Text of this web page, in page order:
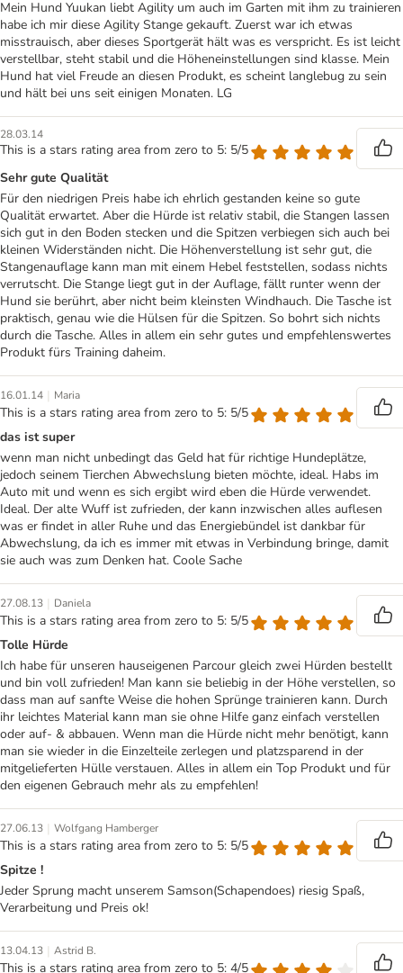
Mein Hund Yuukan liebt Agility um auch im Garten mit ihm zu trainieren
habe ich mir diese Agility Stange gekauft. Zuerst war ich etwas
misstrauisch, aber dieses Sportgerät hält was es verspricht. Es ist leicht
verstellbar, steht stabil und die Höheneinstellungen sind klasse. Mein
Hund hat viel Freude an diesen Produkt, es scheint langlebug zu sein
und hält bei uns seit einigen Monaten. LG
28.03.14
This is a stars rating area from zero to 5: 5/5
Sehr gute Qualität
Für den niedrigen Preis habe ich ehrlich gestanden keine so gute
Qualität erwartet. Aber die Hürde ist relativ stabil, die Stangen lassen
sich gut in den Boden stecken und die Spitzen verbiegen sich auch bei
kleinen Widerständen nicht. Die Höhenverstellung ist sehr gut, die
Stangenauflage kann man mit einem Hebel feststellen, sodass nichts
verrutscht. Die Stange liegt gut in der Auflage, fällt runter wenn der
Hund sie berührt, aber nicht beim kleinsten Windhauch. Die Tasche ist
praktisch, genau wie die Hülsen für die Spitzen. So bohrt sich nichts
durch die Tasche. Alles in allem ein sehr gutes und empfehlenswertes
Produkt fürs Training daheim.
16.01.14 | Maria
This is a stars rating area from zero to 5: 5/5
das ist super
wenn man nicht unbedingt das Geld hat für richtige Hundeplätze,
jedoch seinem Tierchen Abwechslung bieten möchte, ideal. Habs im
Auto mit und wenn es sich ergibt wird eben die Hürde verwendet.
Ideal. Der alte Wuff ist zufrieden, der kann inzwischen alles auflesen
was er findet in aller Ruhe und das Energiebündel ist dankbar für
Abwechslung, da ich es immer mit etwas in Verbindung bringe, damit
sie auch was zum Denken hat. Coole Sache
27.08.13 | Daniela
This is a stars rating area from zero to 5: 5/5
Tolle Hürde
Ich habe für unseren hauseigenen Parcour gleich zwei Hürden bestellt
und bin voll zufrieden! Man kann sie beliebig in der Höhe verstellen, so
dass man auf sanfte Weise die hohen Sprünge trainieren kann. Durch
ihr leichtes Material kann man sie ohne Hilfe ganz einfach verstellen
oder auf- & abbauen. Wenn man die Hürde nicht mehr benötigt, kann
man sie wieder in die Einzelteile zerlegen und platzsparend in der
mitgelieferten Hülle verstauen. Alles in allem ein Top Produkt und für
den eigenen Gebrauch mehr als zu empfehlen!
27.06.13 | Wolfgang Hamberger
This is a stars rating area from zero to 5: 5/5
Spitze !
Jeder Sprung macht unserem Samson(Schapendoes) riesig Spaß,
Verarbeitung und Preis ok!
13.04.13 | Astrid B.
This is a stars rating area from zero to 5: 4/5